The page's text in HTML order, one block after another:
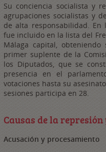
Su conciencia socialista y
agrupaciones socialistas y
de alta responsabilidad. En
fue incluido en la lista del
Málaga capital, obteniendo
primer suplente de la
los Diputados, que se
presencia en el
votaciones hasta su
sesiones participa en 28.
Causas de la
Acusación y procesamiento